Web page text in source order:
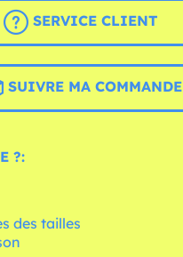
SERVICE CLIENT
SUIVRE MA COMMANDE
?:
des tailles